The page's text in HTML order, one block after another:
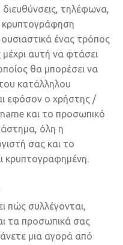
τηλέφωνα,
κρυπτογράφηση
ένας τρόπος
αυτή να φτάσει
θα μπορέσει να
κατάλληλου
εφόσον ο χρήστης /
και το προσωπικό
όλη η
σας και το
κρυπτογραφημένη.
πώς συλλέγονται,
τα προσωπικά σας
μια αγορά από